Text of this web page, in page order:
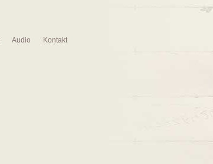
Audio Kontakt